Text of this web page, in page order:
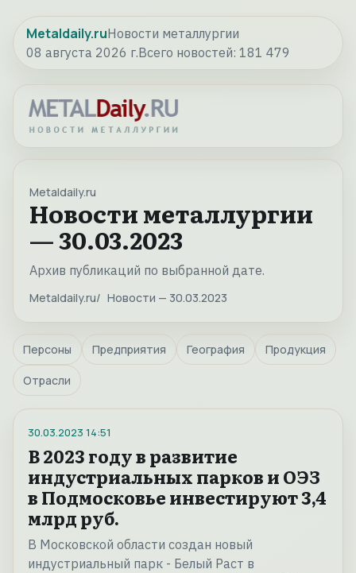
Metaldaily.ruНовости металлургии
08 августа 2026 г.Всего новостей: 181 479
Metaldaily.ru
Новости металлургии
— 30.03.2023
Архив публикаций по выбранной дате.
Metaldaily.ru Новости — 30.03.2023
Персоны Предприятия География Продукция
Отрасли
30.03.2023 14:51
В 2023 году в развитие
индустриальных парков и ОЭЗ
в Подмосковье инвестируют 3,4
млрд руб.
В Московской области создан новый
индустриальный парк - Белый Раст в